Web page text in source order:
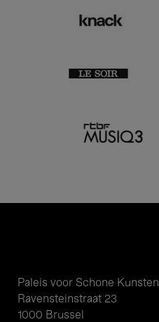
Paleis voor Schone Kunsten
Ravensteinstraat 23
1000 Brussel